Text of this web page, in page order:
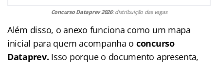
Concurso Dataprev 2026: distribuição das vagas
Além disso, o anexo funciona como um mapa
inicial para quem acompanha o concurso
Dataprev. Isso porque o documento apresenta,